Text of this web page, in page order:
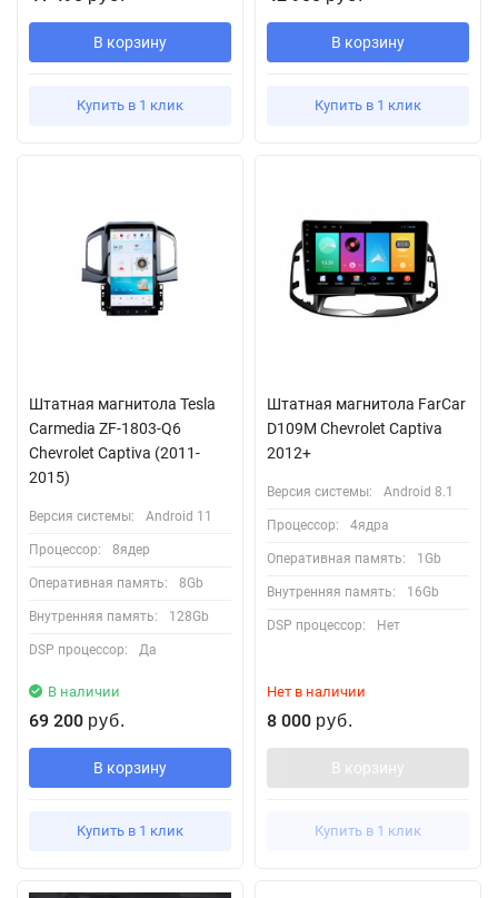
В корзину
Купить в 1 клик
В корзину
Купить в 1 клик
Штатная магнитола Tesla
Carmedia ZF-1803-Q6
Chevrolet Captiva (2011-
2015)
Версия системы: Android 11
Процессор: 8ядер
Оперативная память: 8Gb
Внутренняя память: 128Gb
DSP процессор: Да
В наличии
69 200 руб.
В корзину
Купить в 1 клик
Штатная магнитола FarCar
D109M Chevrolet Captiva
2012+
Версия системы: Android 8.1
Процессор: 4ядра
Оперативная память: 1Gb
Внутренняя память: 16Gb
DSP процессор: Нет
Нет в наличии
8 000 руб.
В корзину
Купить в 1 клик